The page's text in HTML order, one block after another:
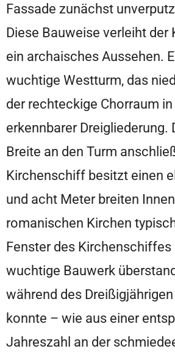
Fassade zunächst
Diese Bauweise verleiht der
ein archaisches Aussehen.
wuchtige Westturm, das
der rechteckige Chorraum
erkennbarer Dreigliederung.
Breite an den Turm
Kirchenschiff besitzt einen
und acht Meter breiten
romanischen Kirchen
Fenster des Kirchenschiffes
wuchtige Bauwerk
während des
konnte – wie aus einer
Jahreszahl an der